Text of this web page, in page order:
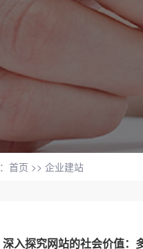
： 首页 >> 企业建站
深入探究网站的社会价值：